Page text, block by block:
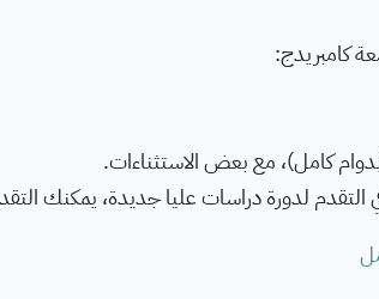
كامبريدج:
كامل)، مع بعض الاستثناءات.
لدورة دراسات عليا جديدة، يمكنك